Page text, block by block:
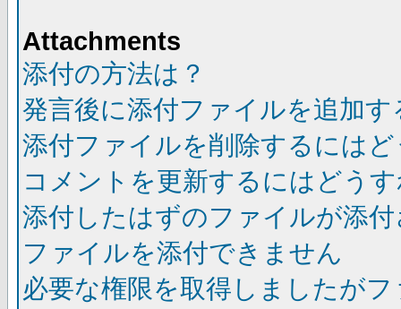
Attachments
添付の方法は？
発言後に添付ファイルを追加
添付ファイルを削除するには
コメントを更新するにはどう
添付したはずのファイルが添
ファイルを添付できません
必要な権限を取得しましたが